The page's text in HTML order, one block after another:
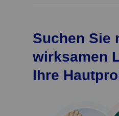
Suchen Sie
wirksamen
Ihre